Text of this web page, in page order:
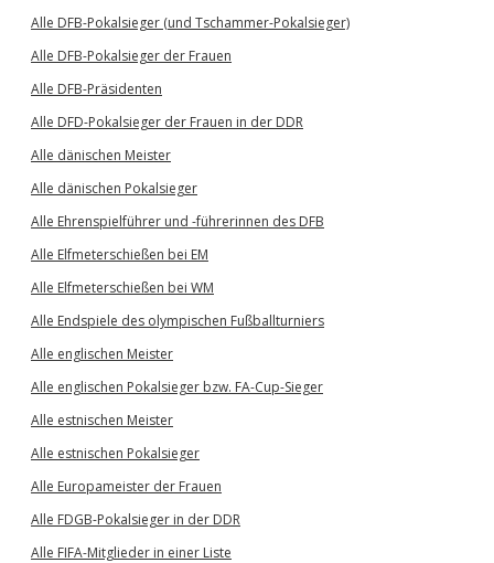
Alle DFB-Pokalsieger (und Tschammer-Pokalsieger)
Alle DFB-Pokalsieger der Frauen
Alle DFB-Präsidenten
Alle DFD-Pokalsieger der Frauen in der DDR
Alle dänischen Meister
Alle dänischen Pokalsieger
Alle Ehrenspielführer und -führerinnen des DFB
Alle Elfmeterschießen bei EM
Alle Elfmeterschießen bei WM
Alle Endspiele des olympischen Fußballturniers
Alle englischen Meister
Alle englischen Pokalsieger bzw. FA-Cup-Sieger
Alle estnischen Meister
Alle estnischen Pokalsieger
Alle Europameister der Frauen
Alle FDGB-Pokalsieger in der DDR
Alle FIFA-Mitglieder in einer Liste